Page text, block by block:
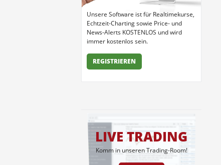
Unsere Software ist für Realtimekurse,
Echtzeit-Charting sowie Price- und
News-Alerts KOSTENLOS und wird
immer kostenlos sein.
REGISTRIEREN
LIVE TRADING
Komm in unseren Trading-Room!